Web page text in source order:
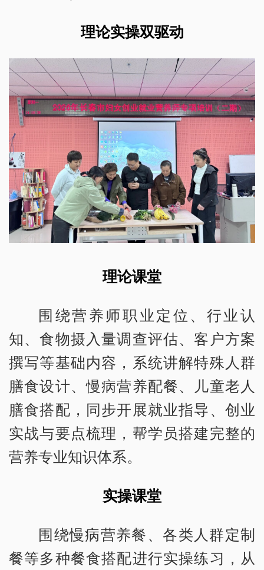
理论实操双驱动
理论课堂
围绕营养师职业定位、行业认
知、食物摄入量调查评估、客户方案
撰写等基础内容，系统讲解特殊人群
膳食设计、慢病营养配餐、儿童老人
膳食搭配，同步开展就业指导、创业
实战与要点梳理，帮学员搭建完整的
营养专业知识体系。
实操课堂
围绕慢病营养餐、各类人群定制
餐等多种餐食搭配进行实操练习，从